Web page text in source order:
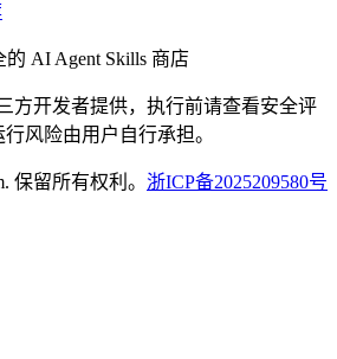
AI Agent Skills 商店
方开发者提供，执行前请查看安全评
风险由用户自行承担。
保留所有权利。 浙ICP备2025209580号